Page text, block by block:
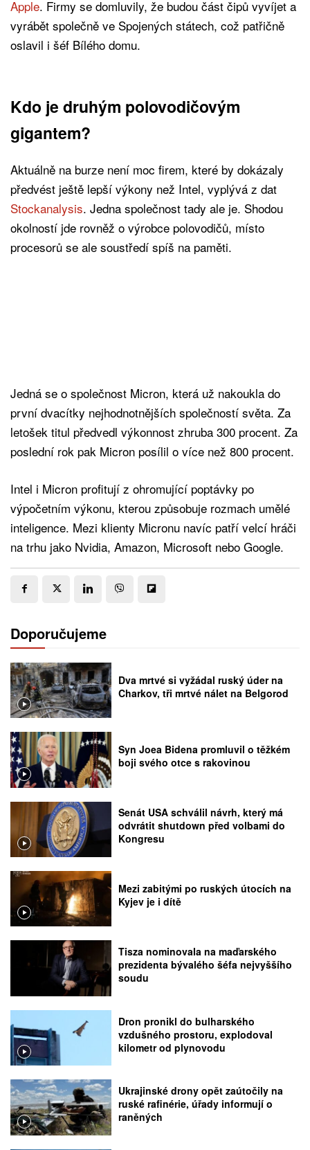
Apple. Firmy se domluvily, že budou část čipů vyvíjet a
vyrábět společně ve Spojených státech, což patřičně
oslavil i šéf Bílého domu.
Kdo je druhým polovodičovým
gigantem?
Aktuálně na burze není moc firem, které by dokázaly
předvést ještě lepší výkony než Intel, vyplývá z dat
Stockanalysis. Jedna společnost tady ale je. Shodou
okolností jde rovněž o výrobce polovodičů, místo
procesorů se ale soustředí spíš na paměti.
Jedná se o společnost Micron, která už nakoukla do
první dvacítky nejhodnotnějších společností světa. Za
letošek titul předvedl výkonnost zhruba 300 procent. Za
poslední rok pak Micron posílil o více než 800 procent.
Intel i Micron profitují z ohromující poptávky po
výpočetním výkonu, kterou způsobuje rozmach umělé
inteligence. Mezi klienty Micronu navíc patří velcí hráči
na trhu jako Nvidia, Amazon, Microsoft nebo Google.
Doporučujeme
Dva mrtvé si vyžádal ruský úder na
Charkov, tři mrtvé nálet na Belgorod
Syn Joea Bidena promluvil o těžkém
boji svého otce s rakovinou
Senát USA schválil návrh, který má
odvrátit shutdown před volbami do
Kongresu
Mezi zabitými po ruských útocích na
Kyjev je i dítě
Tisza nominovala na maďarského
prezidenta bývalého šéfa nejvyššího
soudu
Dron pronikl do bulharského
vzdušného prostoru, explodoval
kilometr od plynovodu
Ukrajinské drony opět zaútočily na
ruské rafinérie, úřady informují o
raněných